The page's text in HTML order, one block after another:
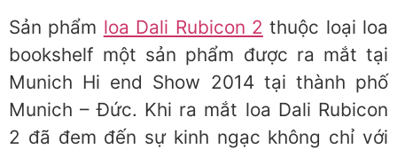
Sản phẩm loa Dali Rubicon 2 thuộc loại loa
bookshelf một sản phẩm được ra mắt tại
Munich Hi end Show 2014 tại thành phố
Munich – Đức. Khi ra mắt loa Dali Rubicon
2 đã đem đến sự kinh ngạc không chỉ với